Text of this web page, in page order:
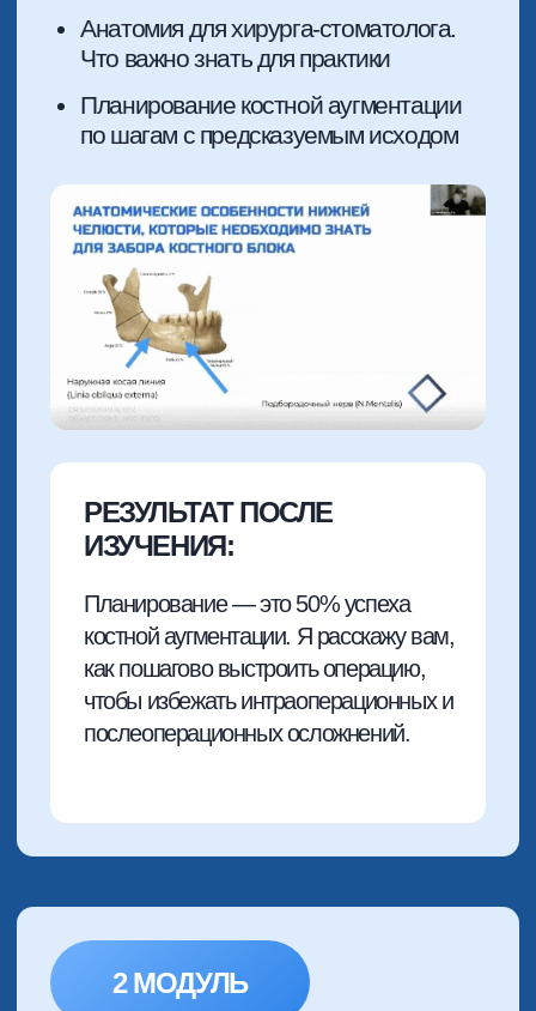
Что вы узнаете из модуля:
МЯГКОТКАННОЙ АУГМЕНТАЦИИ
Что если у вашего пациенты 1-1.5 мм
остаточной кости в синусе? Здесь вы
получите пошаговый протокол, как
быстро и предсказуемо провести
синус-лифт с использованием
РЕЗУЛЬТАТ ПОСЛЕ
ИЗУЧЕНИЯ:
Что вы узнаете из модуля:
Планирование костной пластики в
Фиксация ламин в рыхлую кость. Как
строить аугментацию и план работы
Разбор осложнений и факторы
Пошаговый протокол на практике с
разбором клинических кейсов